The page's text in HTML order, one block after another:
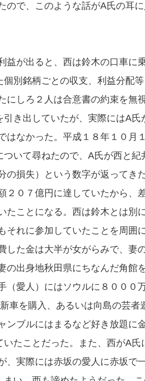
ので、このような話がA氏の耳に
益が出ると、西は鈴木の口車に
別銘柄ごとの収支、利益分配
にしろ２人は合意書の約束を無
き出していたが、実際にはA氏
はなかった。平成１８年１０月
いて尋ねたので、A氏が西と紀
の損失）という数字が返ってき
０７億円に達していたから、差
たことになる。西は鈴木とは別
それに参加していたことを周囲
した金は大半が女がらみで、妻
の出身地秋田県にちなんだ角館
（愛人）にはソウルに８０００
車を購入、あるいは向島の芸者
ンブルにはまるなど好き放題に
たことだった。また、西がA氏
、実際には赤坂の愛人に赤坂で